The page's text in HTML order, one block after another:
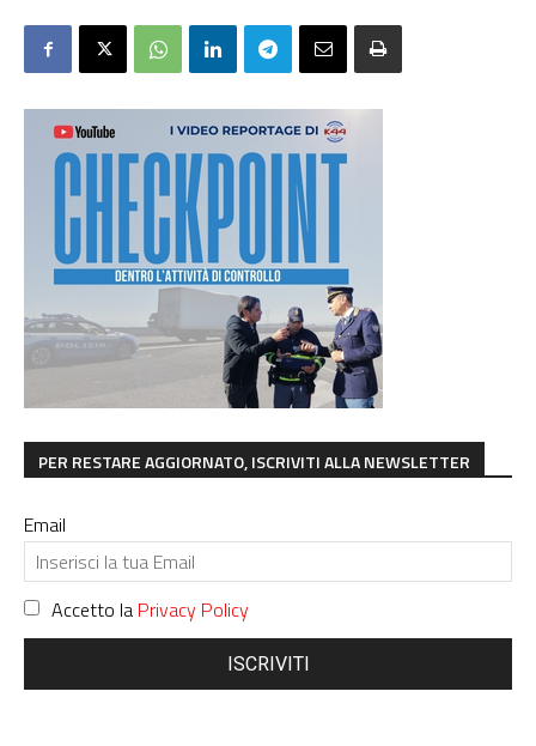
PER RESTARE AGGIORNATO, ISCRIVITI ALLA NEWSLETTER
Email
Accetto la Privacy Policy
ISCRIVITI